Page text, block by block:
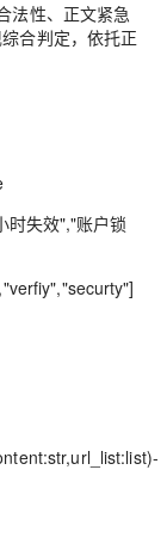
法性、正文紧急
合判定，依托正
时失效","账户锁